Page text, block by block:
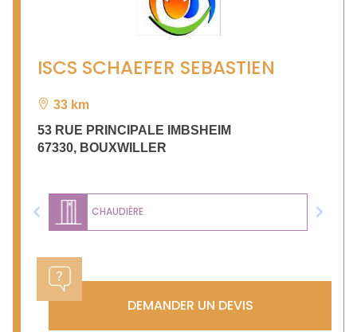
ISCS SCHAEFER SEBASTIEN
33 km
53 RUE PRINCIPALE IMBSHEIM
67330, BOUXWILLER
CHAUDIÈRE
Previous Next
DEMANDER UN DEVIS